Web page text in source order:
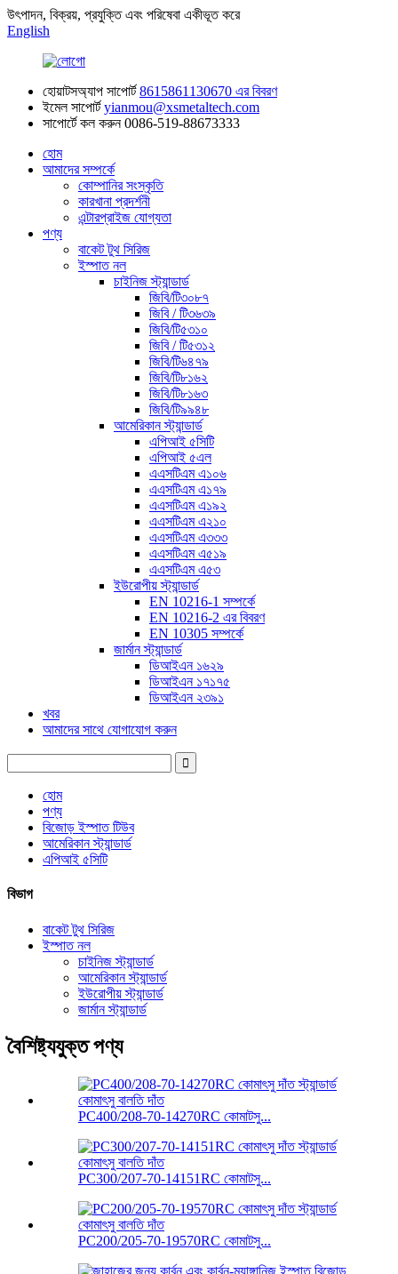
উৎপাদন, বিক্রয়, প্রযুক্তি এবং পরিষেবা একীভূত করে
English
হোয়াটসঅ্যাপ সাপোর্ট 8615861130670 এর বিবরণ
ইমেল সাপোর্ট yianmou@xsmetaltech.com
সাপোর্টে কল করুন 0086-519-88673333
হোম
আমাদের সম্পর্কে
কোম্পানির সংস্কৃতি
কারখানা প্রদর্শনী
এন্টারপ্রাইজ যোগ্যতা
পণ্য
বাকেট টুথ সিরিজ
ইস্পাত নল
চাইনিজ স্ট্যান্ডার্ড
জিবি/টি৩০৮৭
জিবি / টি৩৬৩৯
জিবি/টি৫৩১০
জিবি / টি৫৩১২
জিবি/টি৬৪৭৯
জিবি/টি৮১৬২
জিবি/টি৮১৬৩
জিবি/টি৯৯৪৮
আমেরিকান স্ট্যান্ডার্ড
এপিআই ৫সিটি
এপিআই ৫এল
এএসটিএম এ১০৬
এএসটিএম এ১৭৯
এএসটিএম এ১৯২
এএসটিএম এ২১০
এএসটিএম এ৩৩৩
এএসটিএম এ৫১৯
এএসটিএম এ৫৩
ইউরোপীয় স্ট্যান্ডার্ড
EN 10216-1 সম্পর্কে
EN 10216-2 এর বিবরণ
EN 10305 সম্পর্কে
জার্মান স্ট্যান্ডার্ড
ডিআইএন ১৬২৯
ডিআইএন ১৭১৭৫
ডিআইএন ২৩৯১
খবর
আমাদের সাথে যোগাযোগ করুন
হোম
পণ্য
বিজোড় ইস্পাত টিউব
আমেরিকান স্ট্যান্ডার্ড
এপিআই ৫সিটি
বিভাগ
বাকেট টুথ সিরিজ
ইস্পাত নল
চাইনিজ স্ট্যান্ডার্ড
আমেরিকান স্ট্যান্ডার্ড
ইউরোপীয় স্ট্যান্ডার্ড
জার্মান স্ট্যান্ডার্ড
বৈশিষ্ট্যযুক্ত পণ্য
PC400/208-70-14270RC কোমাটসু...
PC300/207-70-14151RC কোমাটসু...
PC200/205-70-19570RC কোমাটসু...